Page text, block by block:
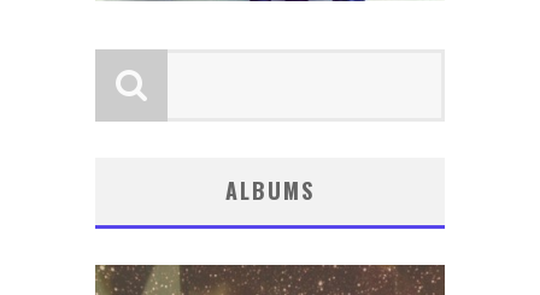
ALBUMS